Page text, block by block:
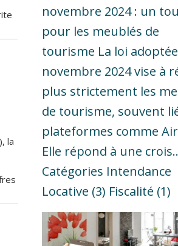
la
novembre 2024 : un
pour les meublés de
tourisme La loi
novembre 2024 vise à
plus strictement les
de tourisme, souvent
plateformes comme
Elle répond à une
Catégories Intendance
Locative (3) Fiscalité (1)